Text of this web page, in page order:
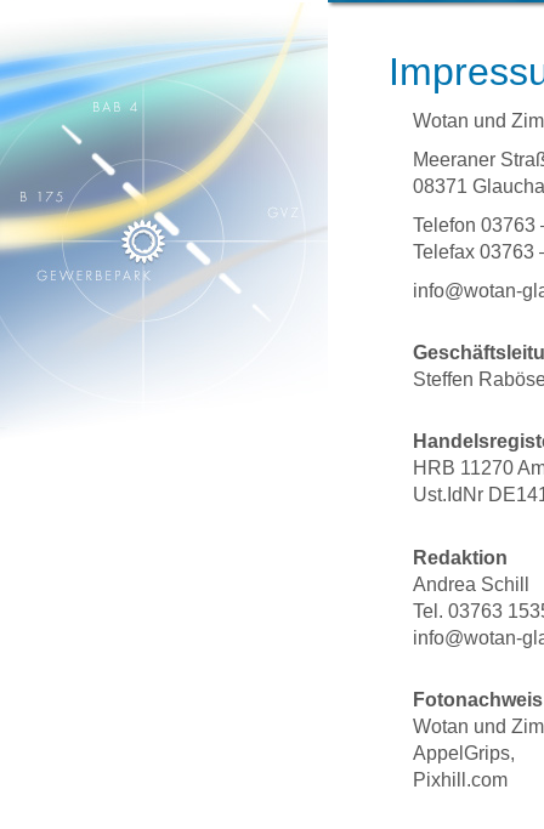
Wotan und
Meeraner
08371
Telefon 03763
Telefax 03763
info@wotan-
Steffen
HRB 11270
Ust.IdNr
Redaktion
Andrea Schill
Tel. 03763
info@wotan-
Fotonachweis
Wotan und
AppelGrips,
Pixhill.com